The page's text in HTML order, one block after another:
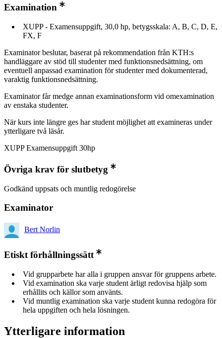
Examination
XUPP - Examensuppgift, 30,0 hp, betygsskala: A, B, C, D, E,
FX, F
Examinator beslutar, baserat på rekommendation från KTH:s
handläggare av stöd till studenter med funktionsnedsättning, om
eventuell anpassad examination för studenter med dokumenterad,
varaktig funktionsnedsättning.
Examinator får medge annan examinationsform vid omexamination
av enstaka studenter.
När kurs inte längre ges har student möjlighet att examineras under
ytterligare två läsår.
XUPP Examensuppgift 30hp
Övriga krav för slutbetyg
Godkänd uppsats och muntlig redogörelse
Examinator
Bert Norlin
Etiskt förhållningssätt
Vid grupparbete har alla i gruppen ansvar för gruppens arbete.
Vid examination ska varje student ärligt redovisa hjälp som
erhållits och källor som använts.
Vid muntlig examination ska varje student kunna redogöra för
hela uppgiften och hela lösningen.
Ytterligare information